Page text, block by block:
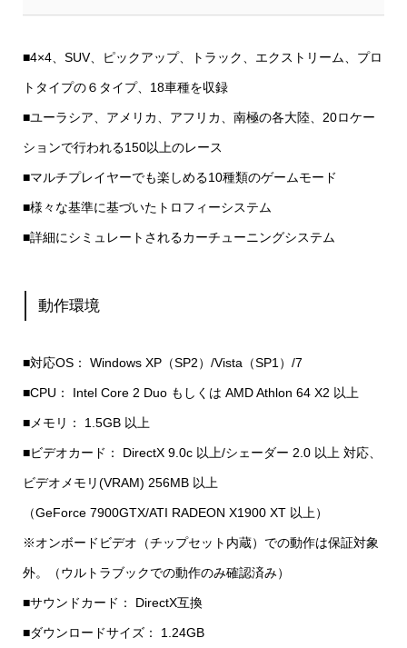
■4×4、SUV、ピックアップ、トラック、エクストリーム、プロ
トタイプの６タイプ、18車種を収録
■ユーラシア、アメリカ、アフリカ、南極の各大陸、20ロケー
ションで行われる150以上のレース
■マルチプレイヤーでも楽しめる10種類のゲームモード
■様々な基準に基づいたトロフィーシステム
■詳細にシミュレートされるカーチューニングシステム
動作環境
■対応OS： Windows XP（SP2）/Vista（SP1）/7
■CPU： Intel Core 2 Duo もしくは AMD Athlon 64 X2 以上
■メモリ： 1.5GB 以上
■ビデオカード： DirectX 9.0c 以上/シェーダー 2.0 以上 対応、
ビデオメモリ(VRAM) 256MB 以上
（GeForce 7900GTX/ATI RADEON X1900 XT 以上）
※オンボードビデオ（チップセット内蔵）での動作は保証対象
外。（ウルトラブックでの動作のみ確認済み）
■サウンドカード： DirectX互換
■ダウンロードサイズ： 1.24GB